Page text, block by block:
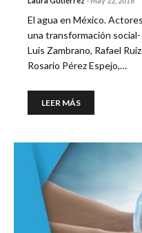
El agua en México.
una transformación
Luis Zambrano, Rafael
Rosario Pérez Espejo,…
LEER MÁS